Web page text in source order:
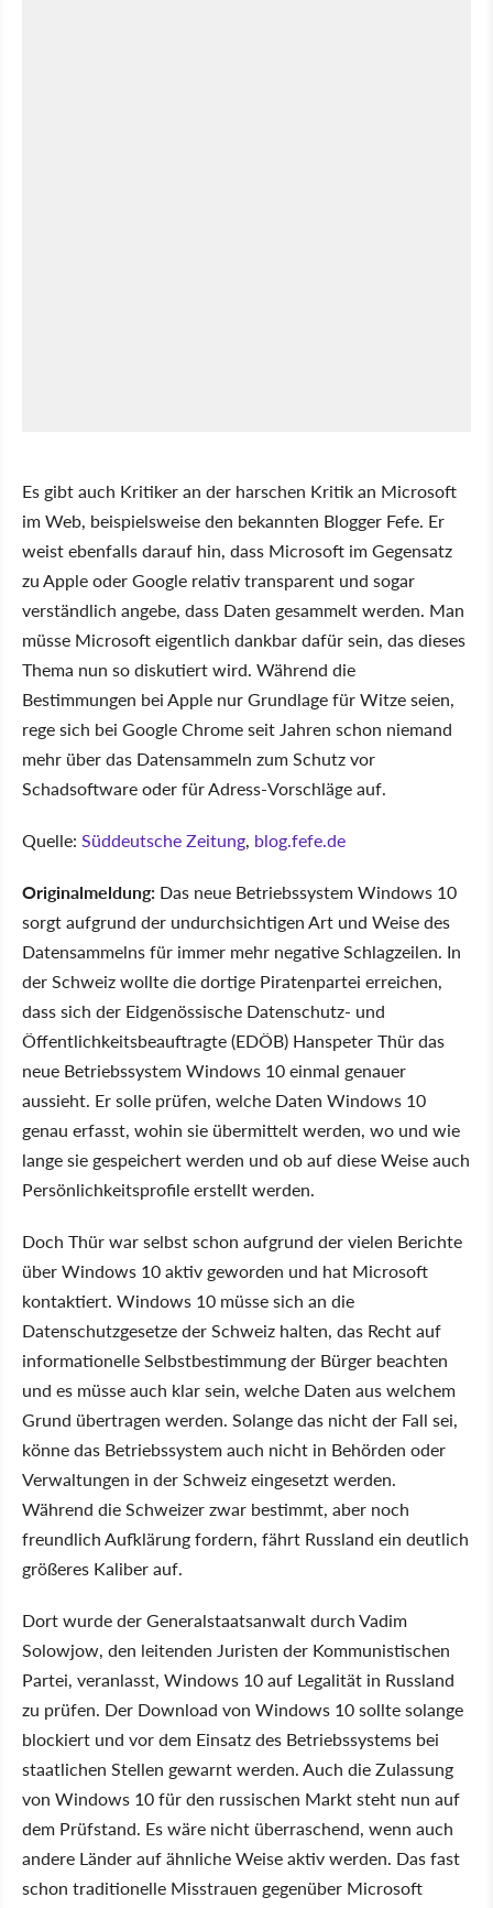
Es gibt auch Kritiker an der harschen Kritik an Microsoft
im Web, beispielsweise den bekannten Blogger Fefe. Er
weist ebenfalls darauf hin, dass Microsoft im Gegensatz
zu Apple oder Google relativ transparent und sogar
verständlich angebe, dass Daten gesammelt werden. Man
müsse Microsoft eigentlich dankbar dafür sein, das dieses
Thema nun so diskutiert wird. Während die
Bestimmungen bei Apple nur Grundlage für Witze seien,
rege sich bei Google Chrome seit Jahren schon niemand
mehr über das Datensammeln zum Schutz vor
Schadsoftware oder für Adress-Vorschläge auf.
Quelle: Süddeutsche Zeitung, blog.fefe.de
Originalmeldung: Das neue Betriebssystem Windows 10
sorgt aufgrund der undurchsichtigen Art und Weise des
Datensammelns für immer mehr negative Schlagzeilen. In
der Schweiz wollte die dortige Piratenpartei erreichen,
dass sich der Eidgenössische Datenschutz- und
Öffentlichkeitsbeauftragte (EDÖB) Hanspeter Thür das
neue Betriebssystem Windows 10 einmal genauer
aussieht. Er solle prüfen, welche Daten Windows 10
genau erfasst, wohin sie übermittelt werden, wo und wie
lange sie gespeichert werden und ob auf diese Weise auch
Persönlichkeitsprofile erstellt werden.
Doch Thür war selbst schon aufgrund der vielen Berichte
über Windows 10 aktiv geworden und hat Microsoft
kontaktiert. Windows 10 müsse sich an die
Datenschutzgesetze der Schweiz halten, das Recht auf
informationelle Selbstbestimmung der Bürger beachten
und es müsse auch klar sein, welche Daten aus welchem
Grund übertragen werden. Solange das nicht der Fall sei,
könne das Betriebssystem auch nicht in Behörden oder
Verwaltungen in der Schweiz eingesetzt werden.
Während die Schweizer zwar bestimmt, aber noch
freundlich Aufklärung fordern, fährt Russland ein deutlich
größeres Kaliber auf.
Dort wurde der Generalstaatsanwalt durch Vadim
Solowjow, den leitenden Juristen der Kommunistischen
Partei, veranlasst, Windows 10 auf Legalität in Russland
zu prüfen. Der Download von Windows 10 sollte solange
blockiert und vor dem Einsatz des Betriebssystems bei
staatlichen Stellen gewarnt werden. Auch die Zulassung
von Windows 10 für den russischen Markt steht nun auf
dem Prüfstand. Es wäre nicht überraschend, wenn auch
andere Länder auf ähnliche Weise aktiv werden. Das fast
schon traditionelle Misstrauen gegenüber Microsoft